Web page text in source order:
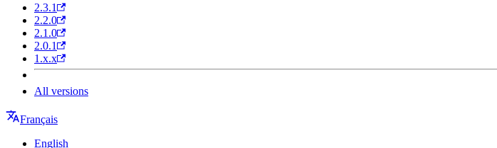
2.3.1
2.2.0
2.1.0
2.0.1
1.x.x
All versions
Français
English